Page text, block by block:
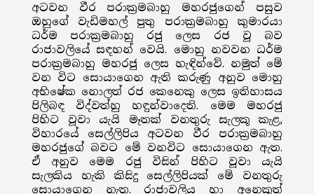
අටවන වීර පරාක්‍රමබාහු මහරජුගෙන් පසුව
ඔහුගේ වැඩිමහල් පුතු පරාක්‍රමබාහු කුමාරයා
ධර්ම පරාක්‍රමබාහු රජු ලෙස රජ වූ බව
රාජාවලියේ සඳහන් වෙයි. මොහු නවවන ධර්ම
පරාක්‍රමබාහු මහරජු ලෙස හැඳින්වේ. නමුත් මේ
වන විට සොයාගෙන ඇති කරුණු අනුව මොහු
අභිෂේක නොලත් රජ කෙනෙකු ලෙස ඉතිහාසය
පිලිබඳ විද්වත්හු හඳුන්වාදෙති. මෙම මහරජු
පිහිට වූවා යැයි මෑතක් වනතුරු සැලකූ කැළ‚
විහාරයේ සෙල්ලිපිය අටවන වීර පරාක්‍රමබාහු
මහරජුගේ බවට මේ වනවිට සොයාගෙන ඇත.
ඒ අනුව මෙම රජු විසින් පිහිට වූවා යැයි
සැලකිය හැකි කිසිදු සෙල්ලිපියක් මේ වනතුරු
සොයාගෙන නැත. රාජාවලිය හා අනෙකුත්